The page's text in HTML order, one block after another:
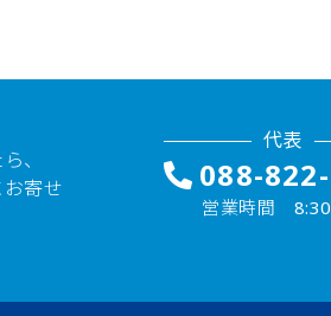
、
寄せ
代表
088-
営業時間